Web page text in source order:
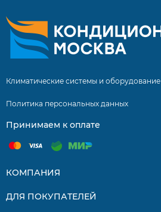
Климатические системы и оборудование
Политика персональных данных
Принимаем к оплате
КОМПАНИЯ
ДЛЯ ПОКУПАТЕЛЕЙ